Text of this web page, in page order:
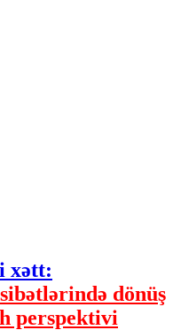
xətt:
dönüş
perspektivi